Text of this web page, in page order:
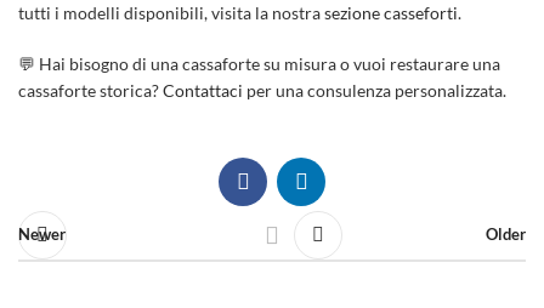
tutti i modelli disponibili, visita la nostrasezione casseforti.
💬 Hai bisogno di una cassaforte su misura o vuoi restaurare una
cassaforte storica?Contattaci per una consulenza personalizzata.
Newer Older